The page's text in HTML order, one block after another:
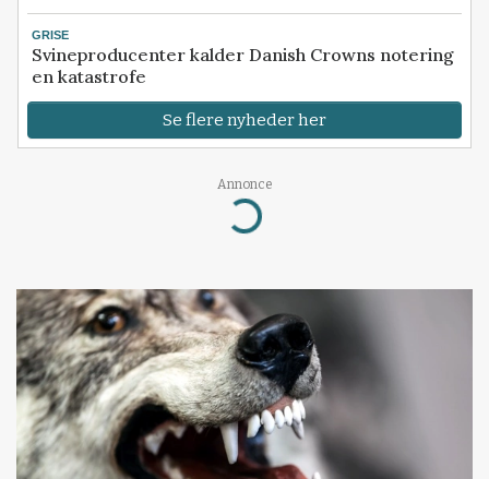
GRISE
Svineproducenter kalder Danish Crowns notering
en katastrofe
Se flere nyheder her
Annonce
Loading...